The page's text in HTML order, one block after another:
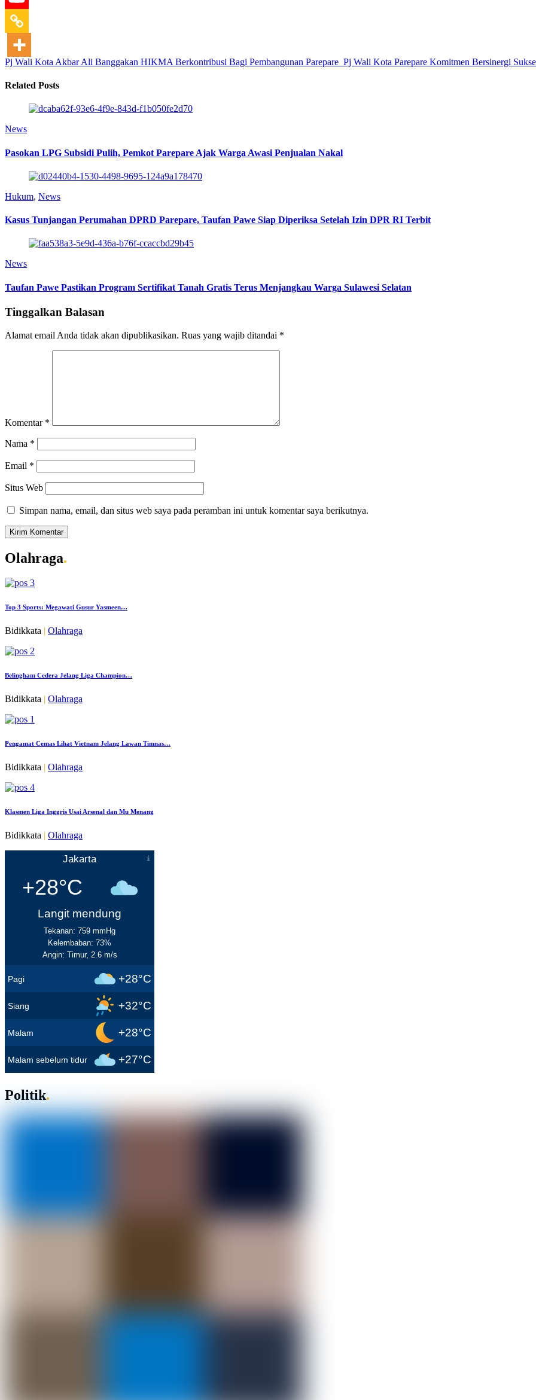
Pj Wali Kota Akbar Ali Banggakan HIKMA Berkontribusi Bagi Pembangunan Parepare Pj Wali Kota Parepare Komitmen Bersinergi
Related Posts
News
Pasokan LPG Subsidi Pulih, Pemkot Parepare Ajak Warga Awasi Penjualan Nakal
Hukum, News
Kasus Tunjangan Perumahan DPRD Parepare, Taufan Pawe Siap Diperiksa Setelah Izin DPR RI Terbit
News
Taufan Pawe Pastikan Program Sertifikat Tanah Gratis Terus Menjangkau Warga Sulawesi Selatan
Tinggalkan Balasan
Alamat email Anda tidak akan dipublikasikan. Ruas yang wajib ditandai *
Komentar *
Nama *
Email *
Situs Web
Simpan nama, email, dan situs web saya pada peramban ini untuk komentar saya berikutnya.
Olahraga.
Top 3 Sports: Megawati Gusur Yasmeen…
Bidikkata | Olahraga
Belingham Cedera Jelang Liga Champion…
Bidikkata | Olahraga
Pengamat Cemas Lihat Vietnam Jelang Lawan Timnas…
Bidikkata | Olahraga
Klasmen Liga Inggris Usai Arsenal dan Mu Menang
Bidikkata | Olahraga
Jakarta
+28°C
Langit mendung
Tekanan: 759 mmHg
Kelembaban: 73%
Angin: Timur, 2.6 m/s
Pagi +28°C
Siang +32°C
Malam +28°C
Malam sebelum tidur +27°C
Politik.